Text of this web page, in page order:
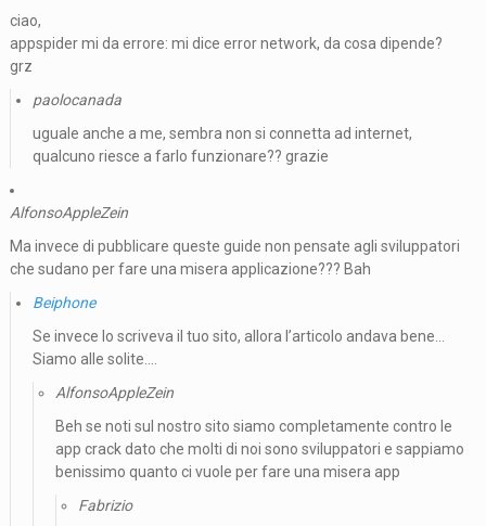
ciao,
appspider mi da errore: mi dice error network, da cosa dipende?
grz
paolocanada
uguale anche a me, sembra non si connetta ad internet,
qualcuno riesce a farlo funzionare?? grazie
AlfonsoAppleZein
Ma invece di pubblicare queste guide non pensate agli sviluppatori
che sudano per fare una misera applicazione??? Bah
Beiphone
Se invece lo scriveva il tuo sito, allora l’articolo andava bene…
Siamo alle solite….
AlfonsoAppleZein
Beh se noti sul nostro sito siamo completamente contro le
app crack dato che molti di noi sono sviluppatori e sappiamo
benissimo quanto ci vuole per fare una misera app
Fabrizio